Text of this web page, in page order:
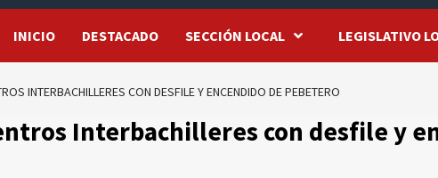
INICIO DESTACADO SECCIÓN LOCAL LEGISLATIVO
INTERBACHILLERES CON DESFILE Y ENCENDIDO DE PEBETERO
Interbachilleres con desfile y